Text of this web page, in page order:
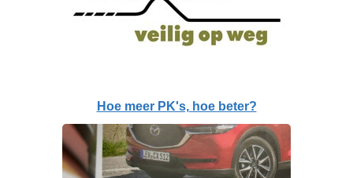
Hoe meer PK's, hoe beter?